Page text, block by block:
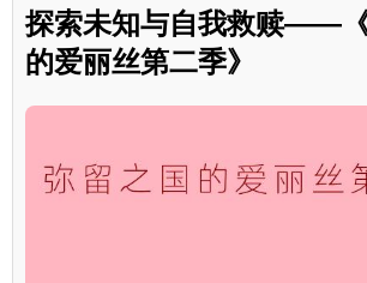
探索未知与自我救赎——
的爱丽丝第二季》